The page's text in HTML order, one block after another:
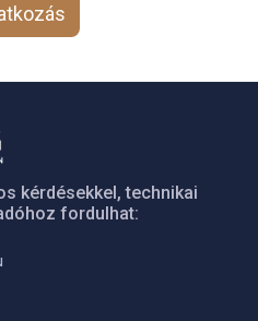
kérdésekkel, technikai
fordulhat: